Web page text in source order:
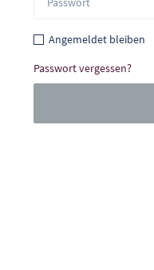
Angemeldet bleiben
Passwort vergessen?